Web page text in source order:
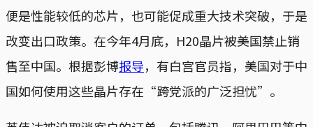
便是性能较低的芯片，也可能促成重大技术突破，于是
改变出口政策。在今年4月底，H20晶片被美国禁止销
售至中国。根据彭博报导，有白宫官员指，美国对于中
国如何使用这些晶片存在“跨党派的广泛担忧”。